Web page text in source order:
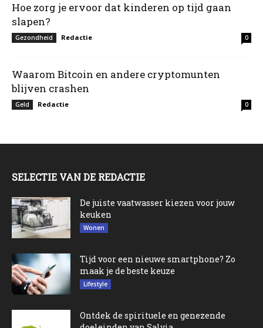
Hoe zorg je ervoor dat kinderen op tijd gaan
slapen?
Gezondheid Redactie 0
Waarom Bitcoin en andere cryptomunten
blijven crashen
Geld Redactie 0
SELECTIE VAN DE REDACTIE
De juiste vaatwasser kiezen voor jouw
keuken
Wonen
Tijd voor een nieuwe smartphone? Zo
maak je de beste keuze
Lifestyle
Ontdek de spirituele en genezende